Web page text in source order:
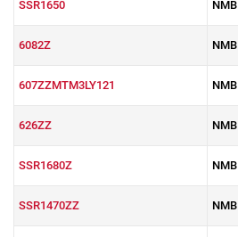
SSR1650 NMB
6082Z NMB
607ZZMTM3LY121 NMB
626ZZ NMB
SSR1680Z NMB
SSR1470ZZ NMB